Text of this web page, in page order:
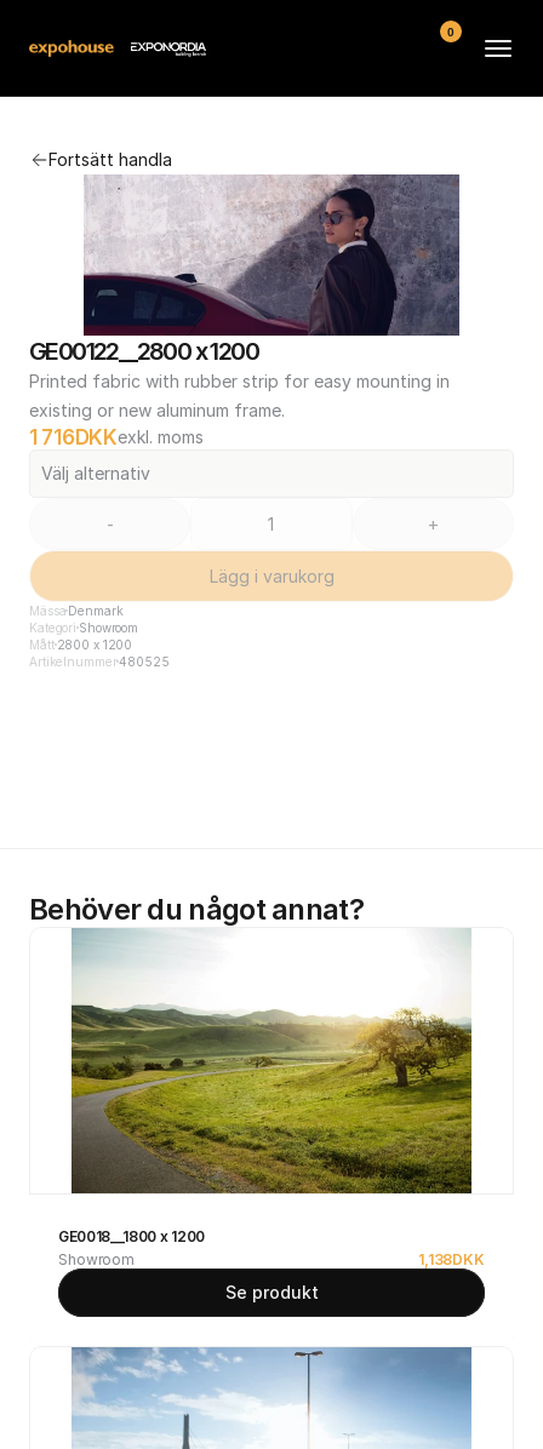
Fortsätt handla
GE00122__2800 x 1200
Printed fabric with rubber strip for easy mounting in
existing or new aluminum frame.
1 716DKKexkl. moms
Välj alternativ
- +
Lägg i varukorg
Mässa Denmark
Kategori Showroom
Mått2800 x 1200
Artikelnummer480525
Behöver du något annat?
GE0018__1800 x 1200
Showroom
1,138DKK
Se produkt
Kontakt
Köpvillkor
0